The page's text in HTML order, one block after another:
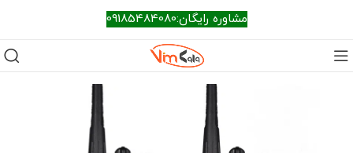
مشاوره رایگان:09185484080